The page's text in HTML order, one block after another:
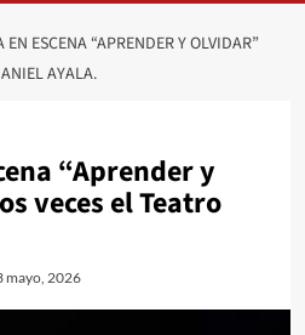
EN ESCENA “APRENDER Y OLVIDAR”
AYALA.
“Aprender y
veces el Teatro
mayo, 2026